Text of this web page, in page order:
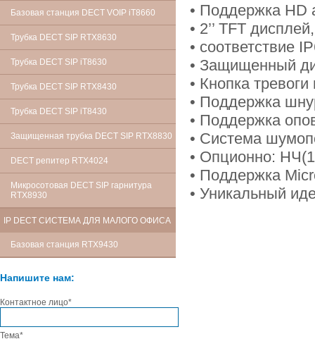
Базовая станция DECT VOIP iT8660
Трубка DECT SIP RTX8630
Трубка DECT SIP iT8630
Трубка DECT SIP RTX8430
Трубка DECT SIP iT8430
Защищенная трубка DECT SIP RTX8830
DECT репитер RTX4024
Микросотовая DECT SIP гарнитура
RTX8930
IP DECT СИСТЕМА ДЛЯ МАЛОГО ОФИСА
Базовая станция RTX9430
Напишите нам:
Контактное лицо*
Тема*
• Поддержка HD
• 2’’ TFT
• соответствие
• Защищенный
• Кнопка
• Поддержка
• Поддержка
• Система
• Опционно:
• Поддержка
• Уникальный